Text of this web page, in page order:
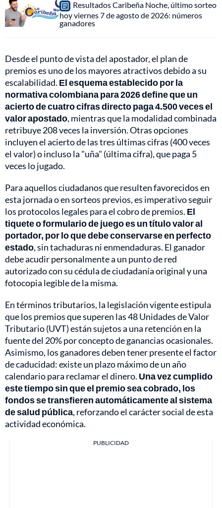
Resultados Caribeña Noche, último sorteo
hoy viernes 7 de agosto de 2026: números
ganadores
Desde el punto de vista del apostador, el plan de
premios es uno de los mayores atractivos debido a su
escalabilidad. El esquema establecido por la
normativa colombiana para 2026 define que un
acierto de cuatro cifras directo paga 4.500 veces el
valor apostado, mientras que la modalidad combinada
retribuye 208 veces la inversión. Otras opciones
incluyen el acierto de las tres últimas cifras (400 veces
el valor) o incluso la "uña" (última cifra), que paga 5
veces lo jugado.
Para aquellos ciudadanos que resulten favorecidos en
esta jornada o en sorteos previos, es imperativo seguir
los protocolos legales para el cobro de premios. El
tiquete o formulario de juego es un título valor al
portador, por lo que debe conservarse en perfecto
estado, sin tachaduras ni enmendaduras. El ganador
debe acudir personalmente a un punto de red
autorizado con su cédula de ciudadanía original y una
fotocopia legible de la misma.
En términos tributarios, la legislación vigente estipula
que los premios que superen las 48 Unidades de Valor
Tributario (UVT) están sujetos a una retención en la
fuente del 20% por concepto de ganancias ocasionales.
Asimismo, los ganadores deben tener presente el factor
de caducidad: existe un plazo máximo de un año
calendario para reclamar el dinero. Una vez cumplido
este tiempo sin que el premio sea cobrado, los
fondos se transfieren automáticamente al sistema
de salud pública, reforzando el carácter social de esta
actividad económica.
PUBLICIDAD